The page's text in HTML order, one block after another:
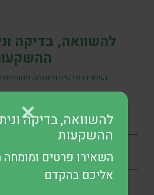
להשוואה, בדיקה
השאירו פרטים ומומחה מטעמינו
להשוואה, בדיקה
ההשקעות
השאירו פרטים ומומחה
אליכם בהקדם